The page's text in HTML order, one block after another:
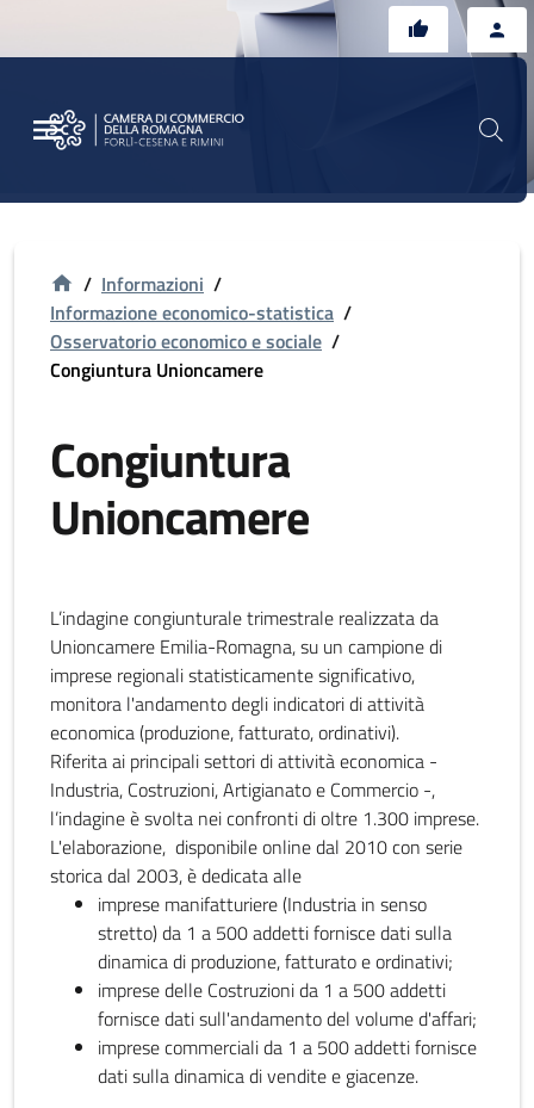
/ Informazioni /
Informazione economico-statistica /
Osservatorio economico e sociale /
Congiuntura Unioncamere
Congiuntura
Unioncamere
L’indagine congiunturale trimestrale realizzata da
Unioncamere Emilia-Romagna, su un campione di
imprese regionali statisticamente significativo,
monitora l'andamento degli indicatori di attività
economica (produzione, fatturato, ordinativi).
Riferita ai principali settori di attività economica -
Industria, Costruzioni, Artigianato e Commercio -,
l’indagine è svolta nei confronti di oltre 1.300 imprese.
L'elaborazione, disponibile online dal 2010 con serie
storica dal 2003, è dedicata alle
imprese manifatturiere (Industria in senso
stretto) da 1 a 500 addetti fornisce dati sulla
dinamica di produzione, fatturato e ordinativi;
imprese delle Costruzioni da 1 a 500 addetti
fornisce dati sull'andamento del volume d'affari;
imprese commerciali da 1 a 500 addetti fornisce
dati sulla dinamica di vendite e giacenze.